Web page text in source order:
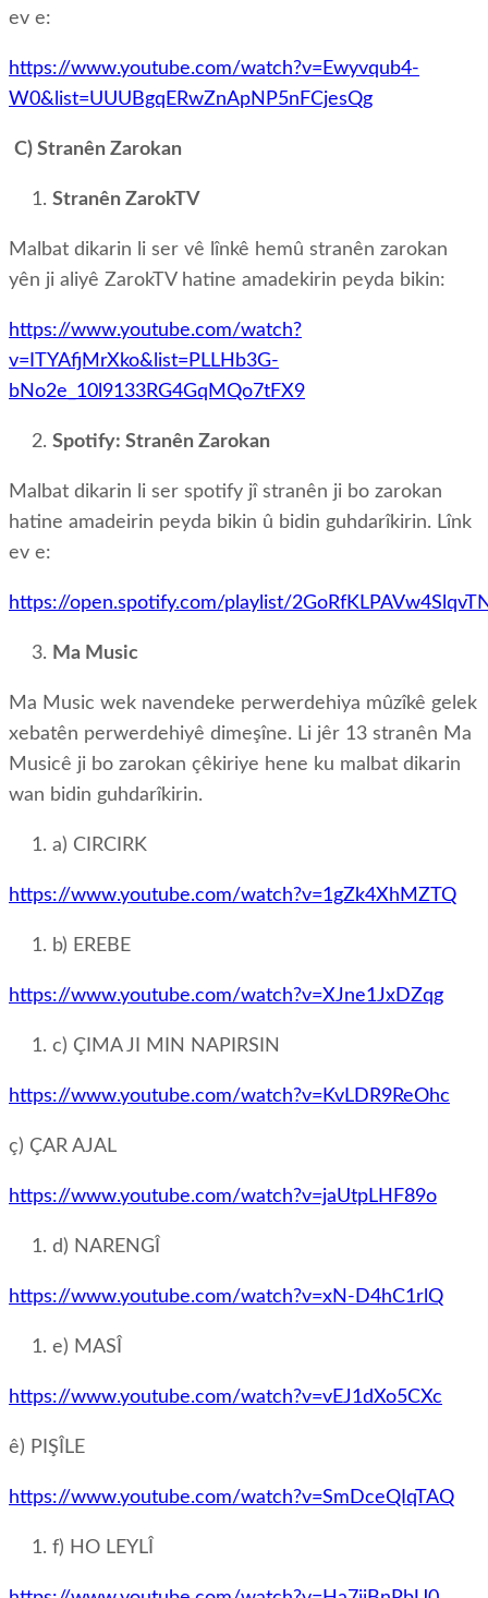
ev e:
https://www.youtube.com/watch?v=Ewyvqub4-
W0&list=UUUBgqERwZnApNP5nFCjesQg
C) Stranên Zarokan
Stranên ZarokTV
Malbat dikarin li ser vê lînkê hemû stranên zarokan
yên ji aliyê ZarokTV hatine amadekirin peyda bikin:
https://www.youtube.com/watch?
v=ITYAfjMrXko&list=PLLHb3G-
bNo2e_10l9133RG4GqMQo7tFX9
Spotify: Stranên Zarokan
Malbat dikarin li ser spotify jî stranên ji bo zarokan
hatine amadeirin peyda bikin û bidin guhdarîkirin. Lînk
ev e:
https://open.spotify.com/playlist/
Ma Music
Ma Music wek navendeke perwerdehiya mûzîkê gelek
xebatên perwerdehiyê dimeşîne. Li jêr 13 stranên Ma
Musicê ji bo zarokan çêkiriye hene ku malbat dikarin
wan bidin guhdarîkirin.
a) CIRCIRK
https://www.youtube.com/watch?v=1gZk4XhMZTQ
b) EREBE
https://www.youtube.com/watch?v=XJne1JxDZqg
c) ÇIMA JI MIN NAPIRSIN
https://www.youtube.com/watch?v=KvLDR9ReOhc
ç) ÇAR AJAL
https://www.youtube.com/watch?v=jaUtpLHF89o
d) NARENGÎ
https://www.youtube.com/watch?v=xN-D4hC1rlQ
e) MASÎ
https://www.youtube.com/watch?v=vEJ1dXo5CXc
ê) PIŞÎLE
https://www.youtube.com/watch?v=SmDceQIqTAQ
f) HO LEYLÎ